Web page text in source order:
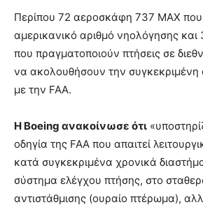
Περίπου 72 αεροσκάφη 737 ΜΑΧ
αμερικανικό αριθμό νηολόγησης
που πραγματοποιούν πτήσεις σε
να ακολουθήσουν την
με την FAA.
H Boeing ανακοίνωσε ότι
οδηγία της FAA που απαιτεί
κατά συγκεκριμένα χρονικά
σύστημα ελέγχου πτήσης, στο
αντιστάθμισης (ουραίο πτέρωμα),